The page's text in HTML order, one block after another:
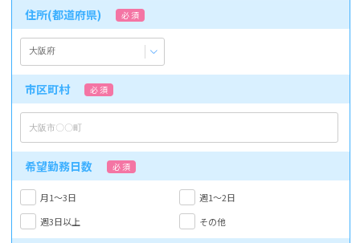
住所(都道府県) 必 須
市区町村 必 須
希望勤務日数 必 須
月1～3日
週1～2日
週3日以上
その他